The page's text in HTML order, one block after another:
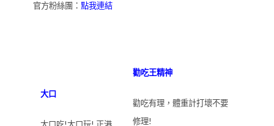
官方粉絲團： 點我連結
大口
勸吃王精神
勸吃有理，體重計打壞不要
修理!